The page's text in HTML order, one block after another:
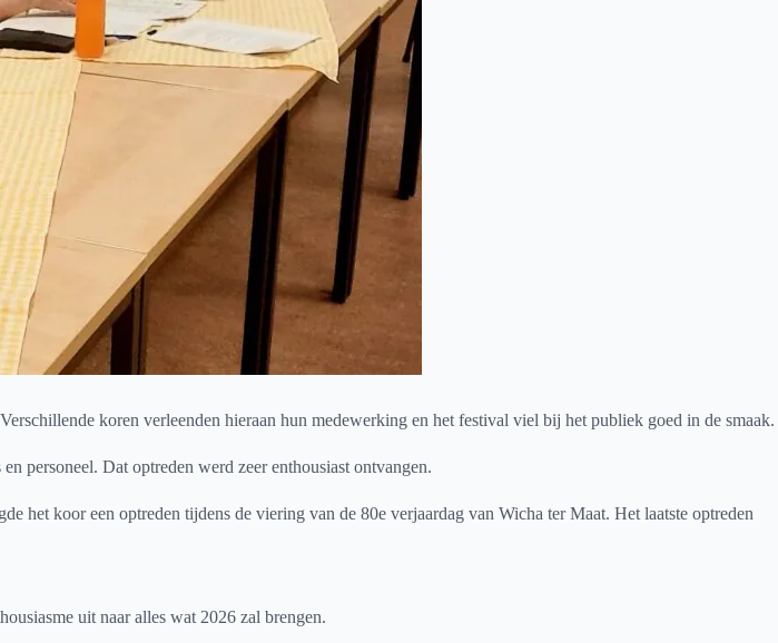
koren verleenden hieraan hun medewerking en het festival viel bij het publiek goed in de smaak.
personeel. Dat optreden werd zeer enthousiast ontvangen.
het koor een optreden tijdens de viering van de 80e verjaardag van Wicha ter Maat. Het laatste optreden
uit naar alles wat 2026 zal brengen.